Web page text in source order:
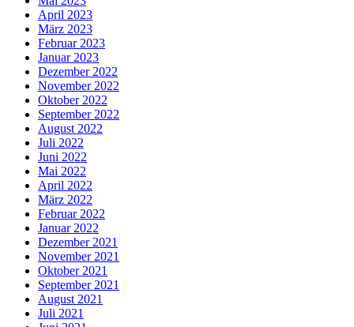
April 2023
März 2023
Februar 2023
Januar 2023
Dezember 2022
November 2022
Oktober 2022
September 2022
August 2022
Juli 2022
Juni 2022
Mai 2022
April 2022
März 2022
Februar 2022
Januar 2022
Dezember 2021
November 2021
Oktober 2021
September 2021
August 2021
Juli 2021